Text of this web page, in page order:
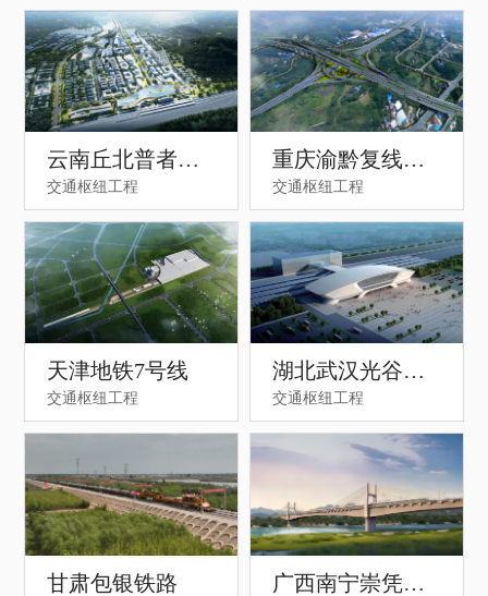
交通
云南丘北普者黑
高铁站枢纽站项
目一期
交通枢纽工程
重庆渝黔复线高
速公路连接通道
项目
交通枢纽工程
天津地铁7号线
交通枢纽工程
湖北武汉光谷火
车站
交通枢纽工程
甘肃包银铁路
广西南宁崇凭高